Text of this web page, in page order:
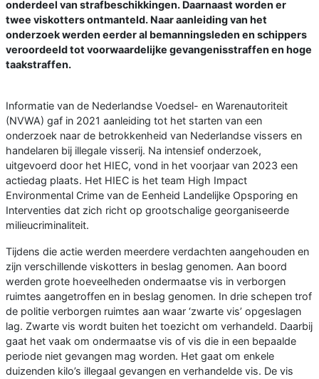
onderdeel van strafbeschikkingen. Daarnaast worden er
twee viskotters ontmanteld. Naar aanleiding van het
onderzoek werden eerder al bemanningsleden en schippers
veroordeeld tot voorwaardelijke gevangenisstraffen en hoge
taakstraffen.
Informatie van de Nederlandse Voedsel- en Warenautoriteit
(NVWA) gaf in 2021 aanleiding tot het starten van een
onderzoek naar de betrokkenheid van Nederlandse vissers en
handelaren bij illegale visserij. Na intensief onderzoek,
uitgevoerd door het HIEC, vond in het voorjaar van 2023 een
actiedag plaats. Het HIEC is het team High Impact
Environmental Crime van de Eenheid Landelijke Opsporing en
Interventies dat zich richt op grootschalige georganiseerde
milieucriminaliteit.
Tijdens die actie werden meerdere verdachten aangehouden en
zijn verschillende viskotters in beslag genomen. Aan boord
werden grote hoeveelheden ondermaatse vis in verborgen
ruimtes aangetroffen en in beslag genomen. In drie schepen trof
de politie verborgen ruimtes aan waar ‘zwarte vis’ opgeslagen
lag. Zwarte vis wordt buiten het toezicht om verhandeld. Daarbij
gaat het vaak om ondermaatse vis of vis die in een bepaalde
periode niet gevangen mag worden. Het gaat om enkele
duizenden kilo’s illegaal gevangen en verhandelde vis. De vis